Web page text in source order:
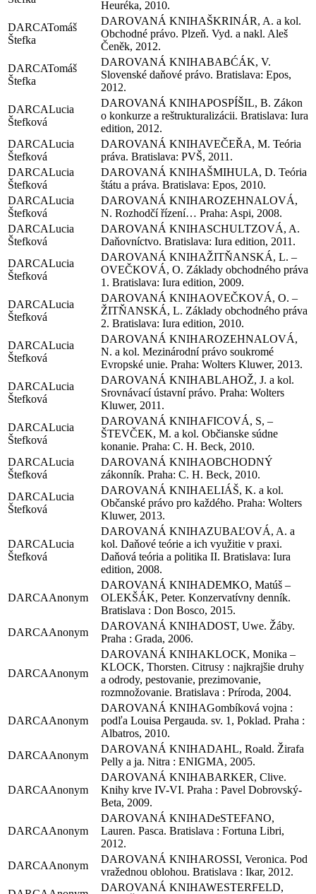
Heuréka, 2010.
Tomáš
Štefka
ŠKRINÁR, A. a kol.
Obchodné právo. Plzeň. Vyd. a nakl. Aleš
Čeněk, 2012.
Tomáš
Štefka
BABĆÁK, V.
Slovenské daňové právo. Bratislava: Epos,
2012.
Lucia
Štefková
POSPÍŠIL, B. Zákon
o konkurze a reštrukturalizácii. Bratislava: Iura
edition, 2012.
Lucia
Štefková
VEČEŘA, M. Teória
práva. Bratislava: PVŠ, 2011.
Lucia
Štefková
ŠMIHULA, D. Teória
štátu a práva. Bratislava: Epos, 2010.
Lucia
Štefková
ROZEHNALOVÁ,
N. Rozhodčí řízení… Praha: Aspi, 2008.
Lucia
Štefková
SCHULTZOVÁ, A.
Daňovníctvo. Bratislava: Iura edition, 2011.
Lucia
Štefková
ŽITŇANSKÁ, L. –
OVEČKOVÁ, O. Základy obchodného práva
1. Bratislava: Iura edition, 2009.
Lucia
Štefková
OVEČKOVÁ, O. –
ŽITŇANSKÁ, L. Základy obchodného práva
2. Bratislava: Iura edition, 2010.
Lucia
Štefková
ROZEHNALOVÁ,
N. a kol. Mezinárodní právo soukromé
Evropské unie. Praha: Wolters Kluwer, 2013.
Lucia
Štefková
BLAHOŽ, J. a kol.
Srovnávací ústavní právo. Praha: Wolters
Kluwer, 2011.
Lucia
Štefková
FICOVÁ, S, –
ŠTEVČEK, M. a kol. Občianske súdne
konanie. Praha: C. H. Beck, 2010.
Lucia
Štefková
OBCHODNÝ
zákonník. Praha: C. H. Beck, 2010.
Lucia
Štefková
ELIÁŠ, K. a kol.
Občanské právo pro každého. Praha: Wolters
Kluwer, 2013.
Lucia
Štefková
ZUBAĽOVÁ, A. a
kol. Daňové teórie a ich využitie v praxi.
Daňová teória a politika II. Bratislava: Iura
edition, 2008.
Anonym
DEMKO, Matúš –
OLEKŠÁK, Peter. Konzervatívny denník.
Bratislava : Don Bosco, 2015.
Anonym
DOST, Uwe. Žáby.
Praha : Grada, 2006.
Anonym
KLOCK, Monika –
KLOCK, Thorsten. Citrusy : najkrajšie druhy
a odrody, pestovanie, prezimovanie,
rozmnožovanie. Bratislava : Príroda, 2004.
Anonym
Gombíková vojna :
podľa Louisa Pergauda. sv. 1, Poklad. Praha :
Albatros, 2010.
Anonym
DAHL, Roald. Žirafa
Pelly a ja. Nitra : ENIGMA, 2005.
Anonym
BARKER, Clive.
Knihy krve IV-VI. Praha : Pavel Dobrovský-
Beta, 2009.
Anonym
DeSTEFANO,
Lauren. Pasca. Bratislava : Fortuna Libri,
2012.
Anonym
ROSSI, Veronica. Pod
vražednou oblohou. Bratislava : Ikar, 2012.
WESTERFELD,